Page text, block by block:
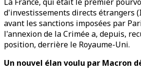
d'investissements directs étrangers
avant les sanctions imposées par
l'annexion de la Crimée a, depuis,
position, derrière le Royaume-Uni.
Un nouvel élan voulu par Macron